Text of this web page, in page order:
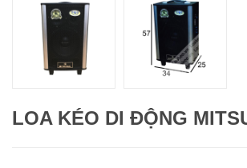
LOA KÉO DI ĐỘNG